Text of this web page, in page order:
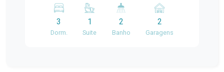
da praia. Com 240 m² de área construída, este
sobrado é ideal para quem busca conforto e
praticidade. No térreo, você encontrará uma
3
Dorm.
1
Suite
2
Banho
2
Garagens